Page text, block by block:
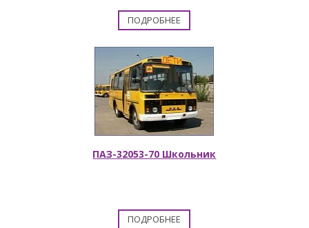
ПОДРОБНЕЕ
ПАЗ-32053-70 Школьник
ПОДРОБНЕЕ